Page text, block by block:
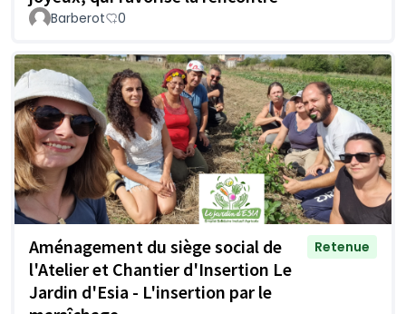
Barberot 0
Aménagement du siège social de
l'Atelier et Chantier d'Insertion Le
Jardin d'Esia - L'insertion par le
Retenue